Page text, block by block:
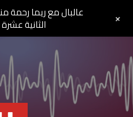
عالبال مع ريما رحمة
الثانية +